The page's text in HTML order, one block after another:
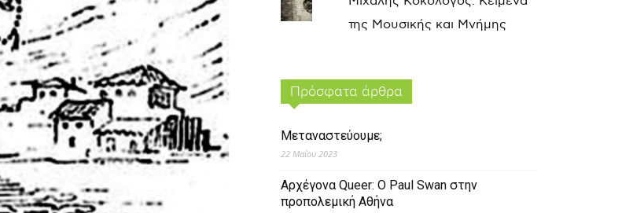
της Μουσικής και Μνήμης
Πρόσφατα άρθρα
Μεταναστεύουμε;
22 Μαΐου 2023
Αρχέγονα Queer: O Paul Swan στην
προπολεμική Αθήνα